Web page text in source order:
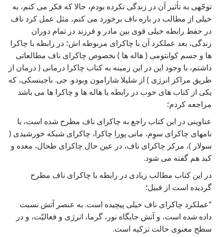
توجّهی به تأثیر آن در زندگی نکرده بودم، حالا که فکر می کنم، به
خیلی از مطالب در باره ناف برخورد می کنم، مثل عمل کرد ناف
در حفط رابطه خیلی قوی بین مادر و فرزند در تمام دوران
زندگی، بعد عملکرد آن با چاکرای مربوطه اش؛ در رابطه با چاکرا
ها و جسم کوانتومی ( هاله ها ) بخصوص چاکرای ناف مطالعاتی
داشتم، با وجود این در این زمینه به کتاب چاکرا درمانی ( درمان از
طریق مراکز انرژی ) از شلیلا شارامون وبودو. جی. باجینسکی، که
یکی از کتاب های خوب در رابطه با هاله ها و چاکرا ها می باشد
مراجعه کردم؛
عناوینی در این کتاب راجع به چاکرای ناف مطرح شده است، با
نامهای چاکرای سوِم، مانی پورا چاکرا، چاکرای شبکه خورشیدی (
سولار )، مرکز چاکرای ناف، در عین حال چاکرای طحال، معده و
کبد هم گفته می شود.
در این کتاب مطالب زیادی در رابطه با چاکرای ناف مطرح
گردیده است از قبیل؛
“عملکرد چاکرای ناف خیلی پیچیده است. به عنصر آتش نسبت
داده شده است، و آتش جایگاه نور، گرما، انرژی و فعالیّت، و در
سطح معنوی حالت تزکیه است.